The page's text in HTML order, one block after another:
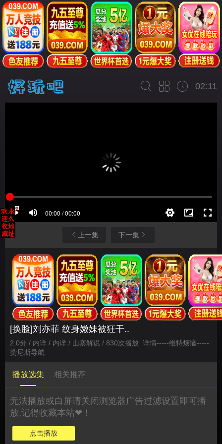
02:11
上一集 下一集
[换脸]刘亦菲 纹身嫩妹被狂干..
2.0分 / 内详 / 内详 / 山寨解说 / 830次播放 详情-----维特烦恼-----
赞尼斯导航
播放选集 相关推荐
无法播放或白屏请关闭浏览器广告过滤设置即可播
放,记得收藏本站❤！
点击播放